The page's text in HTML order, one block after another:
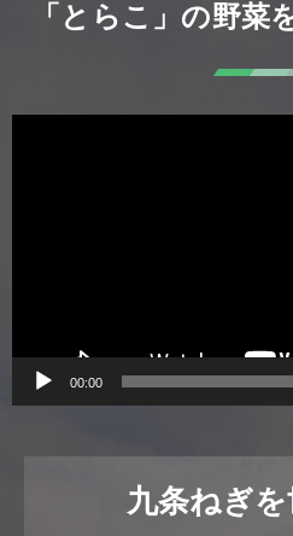
「とらこ」の野菜
00:00
九条ねぎを